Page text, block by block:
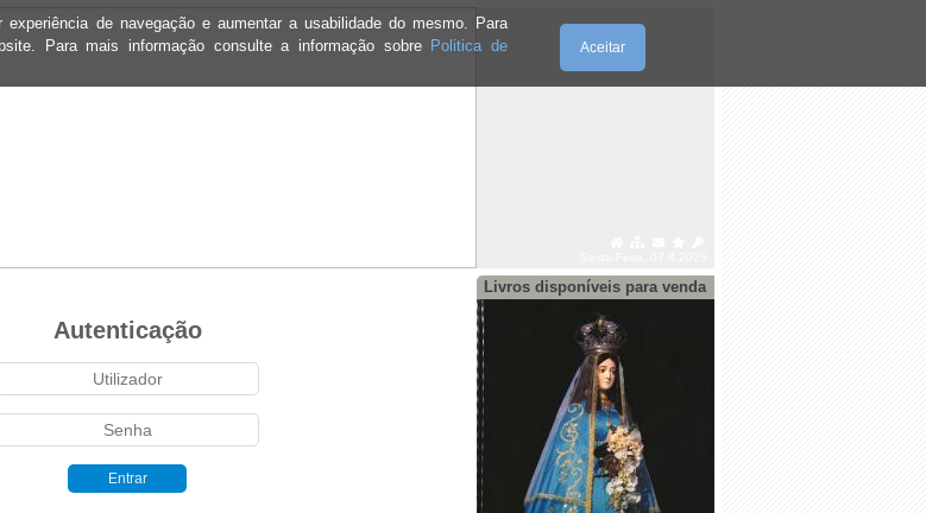
de navegação e aumentar a usabilidade do mesmo. Para
Para mais informação consulte a informação sobre
Politica de
Aceitar
Autenticação
Livros disponíveis para venda